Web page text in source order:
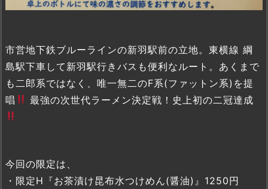
市営地下鉄ブルーラインの新羽駅前の立地。東横線 綱
島駅下車して新羽駅行きバスも便利なルート。あくまで
も二郎系ではなく、唯一無二のF系(ファットン系)を提
唱
最強の次世代ラーメン決定戦！史上初の二冠達成
今回の限定は、
・限定H『お茶漬け昆布水つけめん(醤油)』1250円